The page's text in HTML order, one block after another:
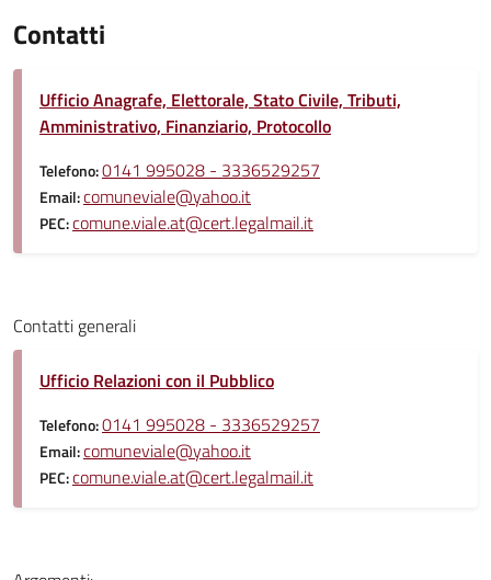
Contatti
Ufficio Anagrafe, Elettorale, Stato Civile, Tributi,
Amministrativo, Finanziario, Protocollo
Telefono:0141 995028 - 3336529257
Email:comuneviale@yahoo.it
PEC:comune.viale.at@cert.legalmail.it
Contatti generali
Ufficio Relazioni con il Pubblico
Telefono:0141 995028 - 3336529257
Email:comuneviale@yahoo.it
PEC:comune.viale.at@cert.legalmail.it